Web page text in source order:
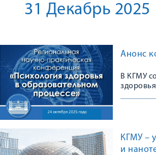
31 Декабрь 2025
Анонс
В КГМУ
КГМУ –
и